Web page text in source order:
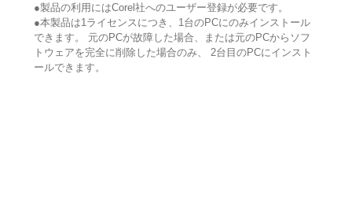
●製品の利用にはCorel社へのユーザー登録が必要です。
●本製品は1ライセンスにつき、1台のPCにのみインストール
できます。 元のPCが故障した場合、または元のPCからソフ
トウェアを完全に削除した場合のみ、 2台目のPCにインスト
ールできます。